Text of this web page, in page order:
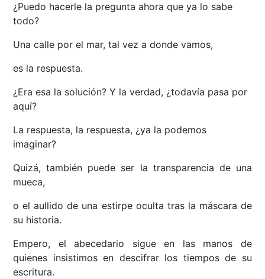
¿Puedo hacerle la pregunta ahora que ya lo sabe
todo?
Una calle por el mar, tal vez a donde vamos,
es la respuesta.
¿Era esa la solución? Y la verdad, ¿todavía pasa por
aquí?
La respuesta, la respuesta, ¿ya la podemos
imaginar?
Quizá, también puede ser la transparencia de una
mueca,
o el aullido de una estirpe oculta tras la máscara de
su historia.
Empero, el abecedario sigue en las manos de
quienes insistimos en descifrar los tiempos de su
escritura.